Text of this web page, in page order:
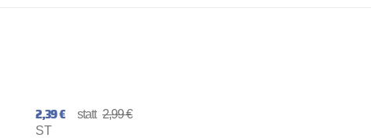
2,99 €
2,39 €
ST